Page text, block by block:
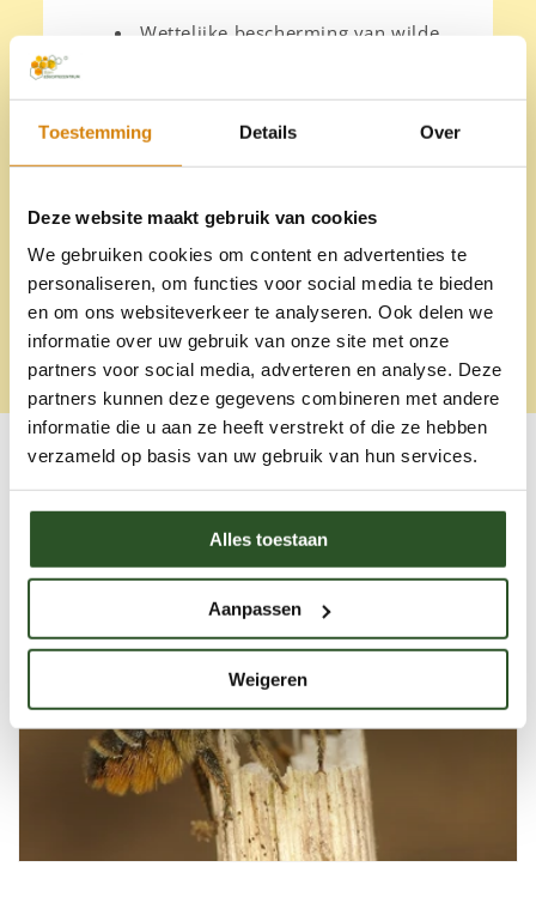
Toestemming Details Over
Deze website maakt gebruik van cookies
We gebruiken cookies om content en advertenties te
personaliseren, om functies voor social media te bieden
en om ons websiteverkeer te analyseren. Ook delen we
informatie over uw gebruik van onze site met onze
partners voor social media, adverteren en analyse. Deze
partners kunnen deze gegevens combineren met andere
informatie die u aan ze heeft verstrekt of die ze hebben
verzameld op basis van uw gebruik van hun services.
Alles toestaan
Aanpassen
Weigeren
Wettelijke bescherming van wilde
Stimulering van de verspreiding
van voedselplanten;
Verbetering van
Steun ons werk